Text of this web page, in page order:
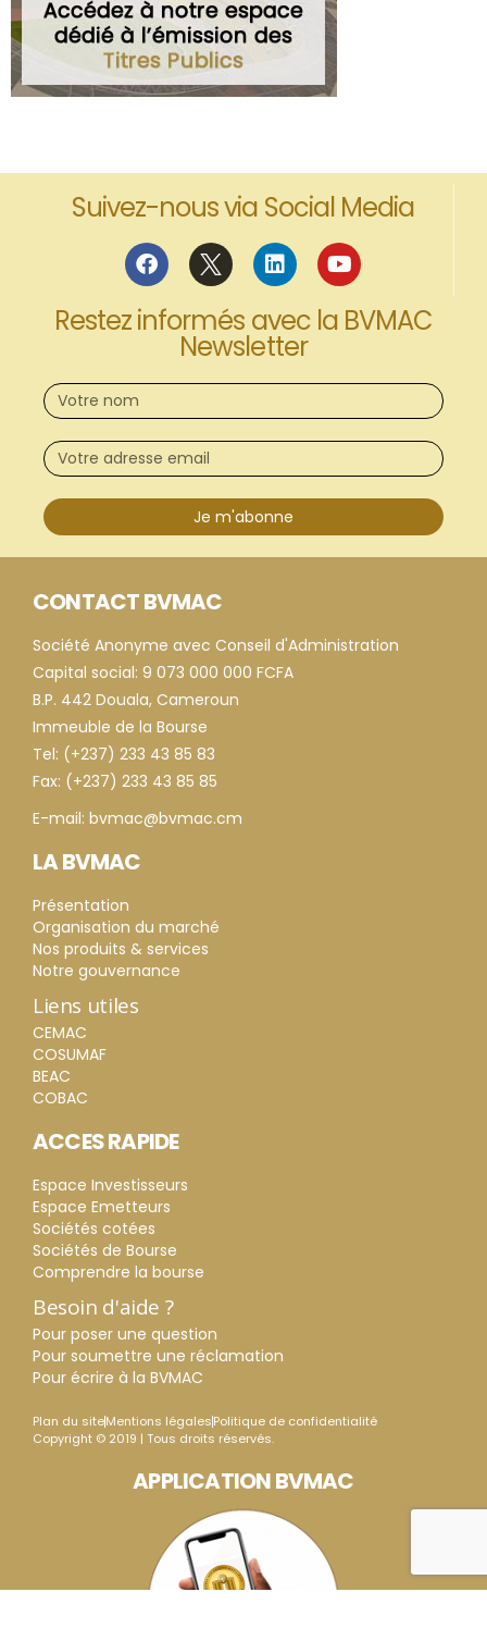
Suivez-nous via Social Media
Restez informés avec la BVMAC
Newsletter
Je m'abonne
CONTACT BVMAC
Société Anonyme avec Conseil d'Administration
Capital social: 9 073 000 000 FCFA
B.P. 442 Douala, Cameroun
Immeuble de la Bourse
Tel: (+237) 233 43 85 83
Fax: (+237) 233 43 85 85
E-mail: bvmac@bvmac.cm
LA BVMAC
Présentation
Organisation du marché
Nos produits & services
Notre gouvernance
Liens utiles
CEMAC
COSUMAF
BEAC
COBAC
ACCES RAPIDE
Espace Investisseurs
Espace Emetteurs
Sociétés cotées
Sociétés de Bourse
Comprendre la bourse
Besoin d'aide ?
Pour poser une question
Pour soumettre une réclamation
Pour écrire à la BVMAC
Plan du siteMentions légalesPolitique de confidentialité
Copyright © 2019 | Tous droits réservés.
APPLICATION BVMAC